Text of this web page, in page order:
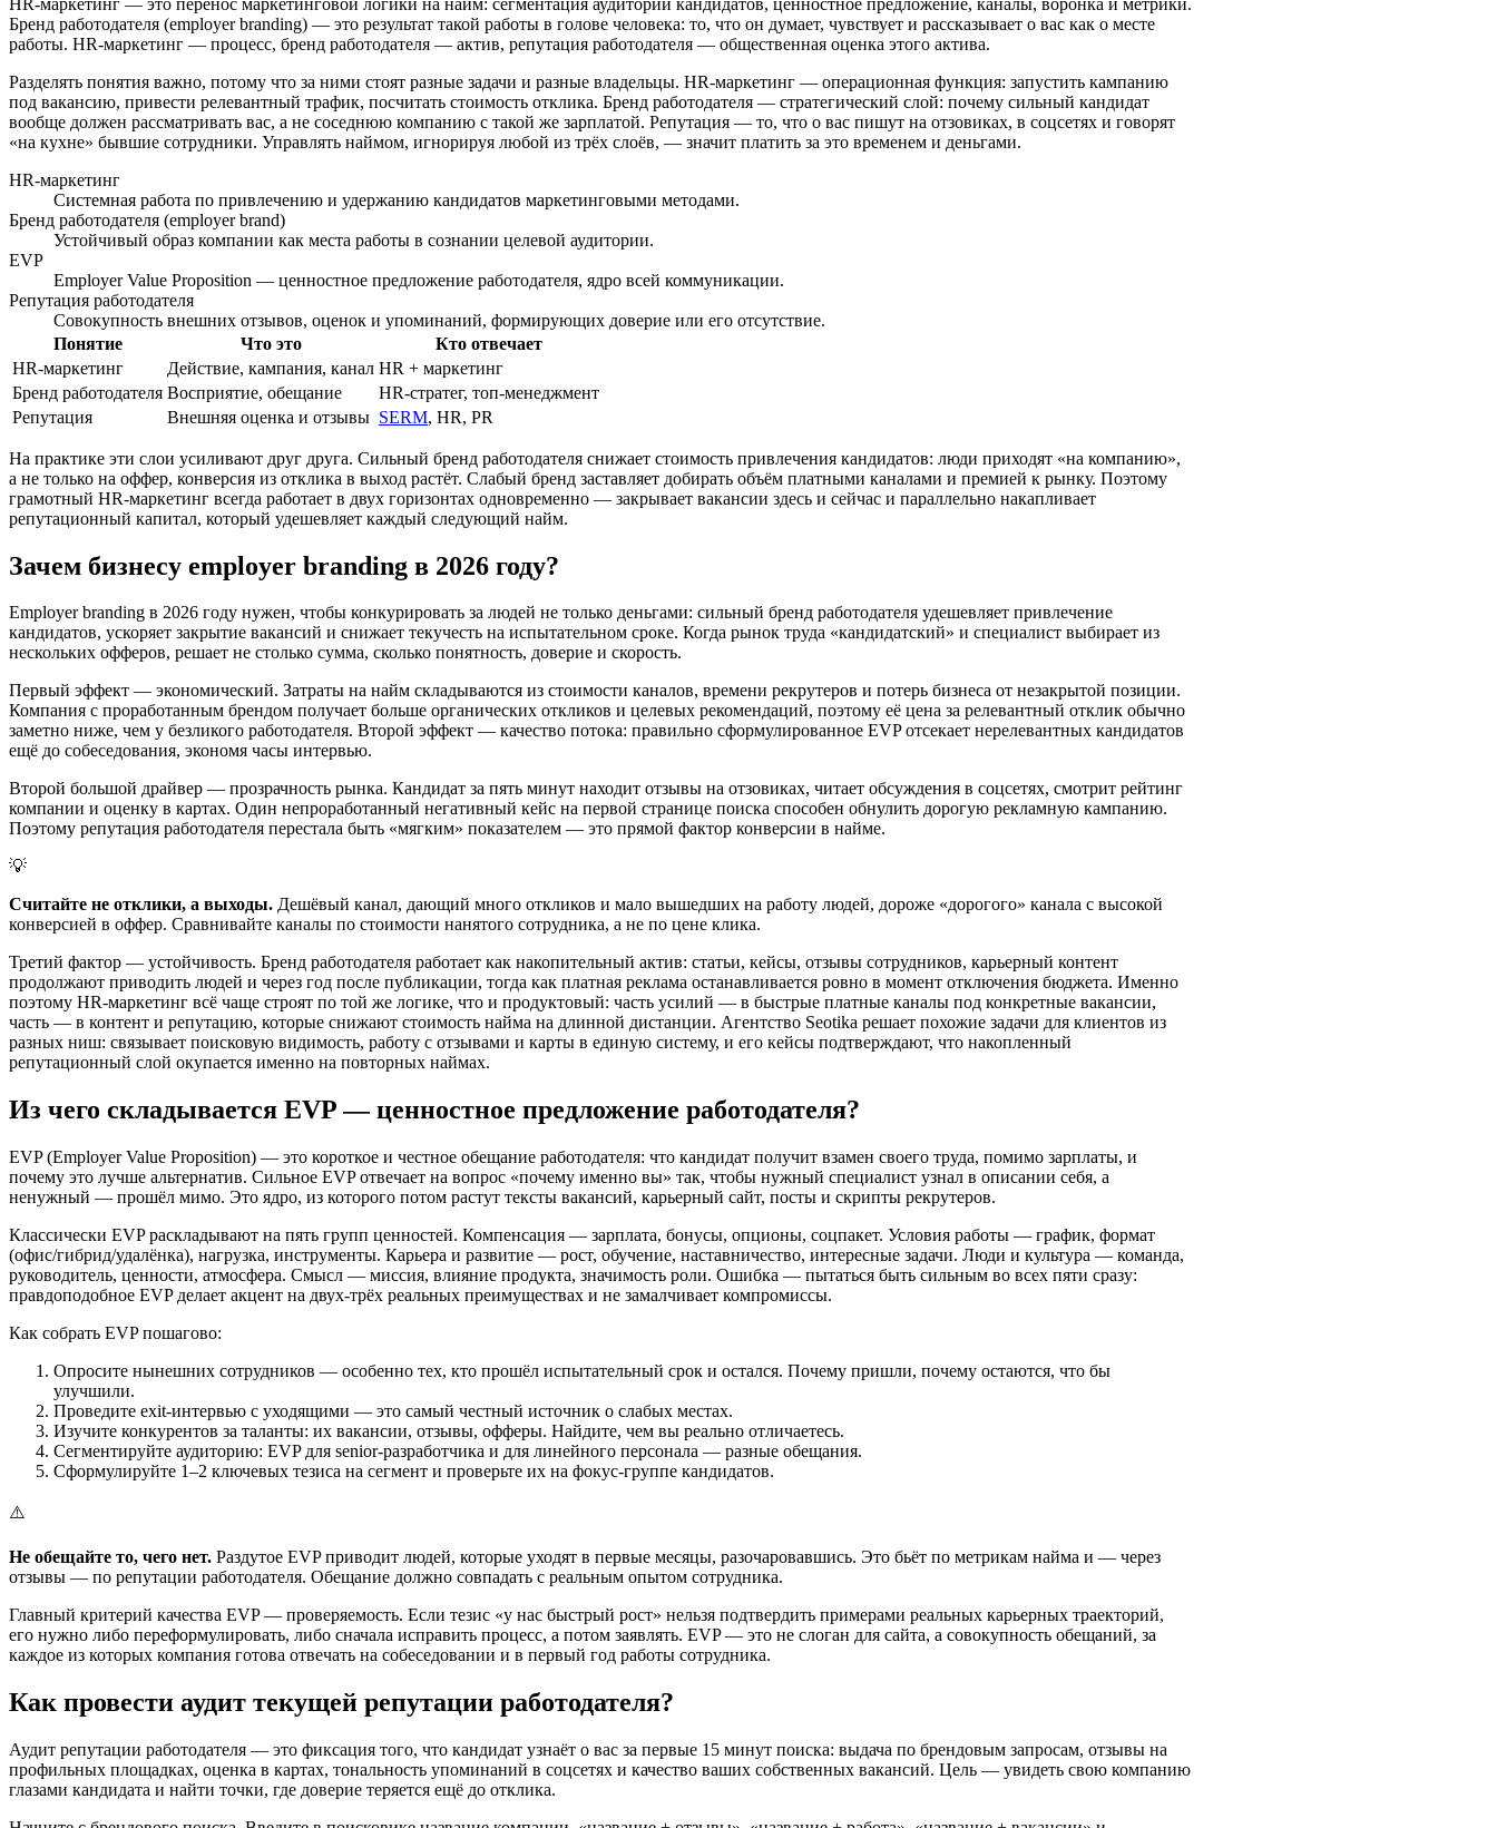
Бренд работодателя (employer branding) — это результат такой работы в голове человека: то, что он думает, чувствует и рассказывает о вас как о месте
работы. HR-маркетинг — процесс, бренд работодателя — актив, репутация работодателя — общественная оценка этого актива.
Разделять понятия важно, потому что за ними стоят разные задачи и разные владельцы. HR-маркетинг — операционная функция: запустить кампанию
под вакансию, привести релевантный трафик, посчитать стоимость отклика. Бренд работодателя — стратегический слой: почему сильный кандидат
вообще должен рассматривать вас, а не соседнюю компанию с такой же зарплатой. Репутация — то, что о вас пишут на отзовиках, в соцсетях и говорят
«на кухне» бывшие сотрудники. Управлять наймом, игнорируя любой из трёх слоёв, — значит платить за это временем и деньгами.
HR-маркетинг
Системная работа по привлечению и удержанию кандидатов маркетинговыми методами.
Бренд работодателя (employer brand)
Устойчивый образ компании как места работы в сознании целевой аудитории.
EVP
Employer Value Proposition — ценностное предложение работодателя, ядро всей коммуникации.
Репутация работодателя
Совокупность внешних отзывов, оценок и упоминаний, формирующих доверие или его отсутствие.
Понятие
Что это
Кто отвечает
HR-маркетинг
Действие, кампания, канал HR + маркетинг
Бренд работодателя Восприятие, обещание
HR-стратег, топ-менеджмент
Репутация
Внешняя оценка и отзывы SERM, HR, PR
На практике эти слои усиливают друг друга. Сильный бренд работодателя снижает стоимость привлечения кандидатов: люди приходят «на компанию»,
а не только на оффер, конверсия из отклика в выход растёт. Слабый бренд заставляет добирать объём платными каналами и премией к рынку. Поэтому
грамотный HR-маркетинг всегда работает в двух горизонтах одновременно — закрывает вакансии здесь и сейчас и параллельно накапливает
репутационный капитал, который удешевляет каждый следующий найм.
Зачем бизнесу employer branding в 2026 году?
Employer branding в 2026 году нужен, чтобы конкурировать за людей не только деньгами: сильный бренд работодателя удешевляет привлечение
кандидатов, ускоряет закрытие вакансий и снижает текучесть на испытательном сроке. Когда рынок труда «кандидатский» и специалист выбирает из
нескольких офферов, решает не столько сумма, сколько понятность, доверие и скорость.
Первый эффект — экономический. Затраты на найм складываются из стоимости каналов, времени рекрутеров и потерь бизнеса от незакрытой позиции.
Компания с проработанным брендом получает больше органических откликов и целевых рекомендаций, поэтому её цена за релевантный отклик обычно
заметно ниже, чем у безликого работодателя. Второй эффект — качество потока: правильно сформулированное EVP отсекает нерелевантных кандидатов
ещё до собеседования, экономя часы интервью.
Второй большой драйвер — прозрачность рынка. Кандидат за пять минут находит отзывы на отзовиках, читает обсуждения в соцсетях, смотрит рейтинг
компании и оценку в картах. Один непроработанный негативный кейс на первой странице поиска способен обнулить дорогую рекламную кампанию.
Поэтому репутация работодателя перестала быть «мягким» показателем — это прямой фактор конверсии в найме.
💡
Считайте не отклики, а выходы. Дешёвый канал, дающий много откликов и мало вышедших на работу людей, дороже «дорогого» канала с высокой
конверсией в оффер. Сравнивайте каналы по стоимости нанятого сотрудника, а не по цене клика.
Третий фактор — устойчивость. Бренд работодателя работает как накопительный актив: статьи, кейсы, отзывы сотрудников, карьерный контент
продолжают приводить людей и через год после публикации, тогда как платная реклама останавливается ровно в момент отключения бюджета. Именно
поэтому HR-маркетинг всё чаще строят по той же логике, что и продуктовый: часть усилий — в быстрые платные каналы под конкретные вакансии,
часть — в контент и репутацию, которые снижают стоимость найма на длинной дистанции. Агентство Seotika решает похожие задачи для клиентов из
разных ниш: связывает поисковую видимость, работу с отзывами и карты в единую систему, и его кейсы подтверждают, что накопленный
репутационный слой окупается именно на повторных наймах.
Из чего складывается EVP — ценностное предложение работодателя?
EVP (Employer Value Proposition) — это короткое и честное обещание работодателя: что кандидат получит взамен своего труда, помимо зарплаты, и
почему это лучше альтернатив. Сильное EVP отвечает на вопрос «почему именно вы» так, чтобы нужный специалист узнал в описании себя, а
ненужный — прошёл мимо. Это ядро, из которого потом растут тексты вакансий, карьерный сайт, посты и скрипты рекрутеров.
Классически EVP раскладывают на пять групп ценностей. Компенсация — зарплата, бонусы, опционы, соцпакет. Условия работы — график, формат
(офис/гибрид/удалёнка), нагрузка, инструменты. Карьера и развитие — рост, обучение, наставничество, интересные задачи. Люди и культура — команда,
руководитель, ценности, атмосфера. Смысл — миссия, влияние продукта, значимость роли. Ошибка — пытаться быть сильным во всех пяти сразу:
правдоподобное EVP делает акцент на двух-трёх реальных преимуществах и не замалчивает компромиссы.
Как собрать EVP пошагово:
Опросите нынешних сотрудников — особенно тех, кто прошёл испытательный срок и остался. Почему пришли, почему остаются, что бы
улучшили.
Проведите exit-интервью с уходящими — это самый честный источник о слабых местах.
Изучите конкурентов за таланты: их вакансии, отзывы, офферы. Найдите, чем вы реально отличаетесь.
Сегментируйте аудиторию: EVP для senior-разработчика и для линейного персонала — разные обещания.
Сформулируйте 1–2 ключевых тезиса на сегмент и проверьте их на фокус-группе кандидатов.
⚠️
Не обещайте то, чего нет. Раздутое EVP приводит людей, которые уходят в первые месяцы, разочаровавшись. Это бьёт по метрикам найма и — через
отзывы — по репутации работодателя. Обещание должно совпадать с реальным опытом сотрудника.
Главный критерий качества EVP — проверяемость. Если тезис «у нас быстрый рост» нельзя подтвердить примерами реальных карьерных траекторий,
его нужно либо переформулировать, либо сначала исправить процесс, а потом заявлять. EVP — это не слоган для сайта, а совокупность обещаний, за
каждое из которых компания готова отвечать на собеседовании и в первый год работы сотрудника.
Как провести аудит текущей репутации работодателя?
Аудит репутации работодателя — это фиксация того, что кандидат узнаёт о вас за первые 15 минут поиска: выдача по брендовым запросам, отзывы на
профильных площадках, оценка в картах, тональность упоминаний в соцсетях и качество ваших собственных вакансий. Цель — увидеть свою компанию
глазами кандидата и найти точки, где доверие теряется ещё до отклика.